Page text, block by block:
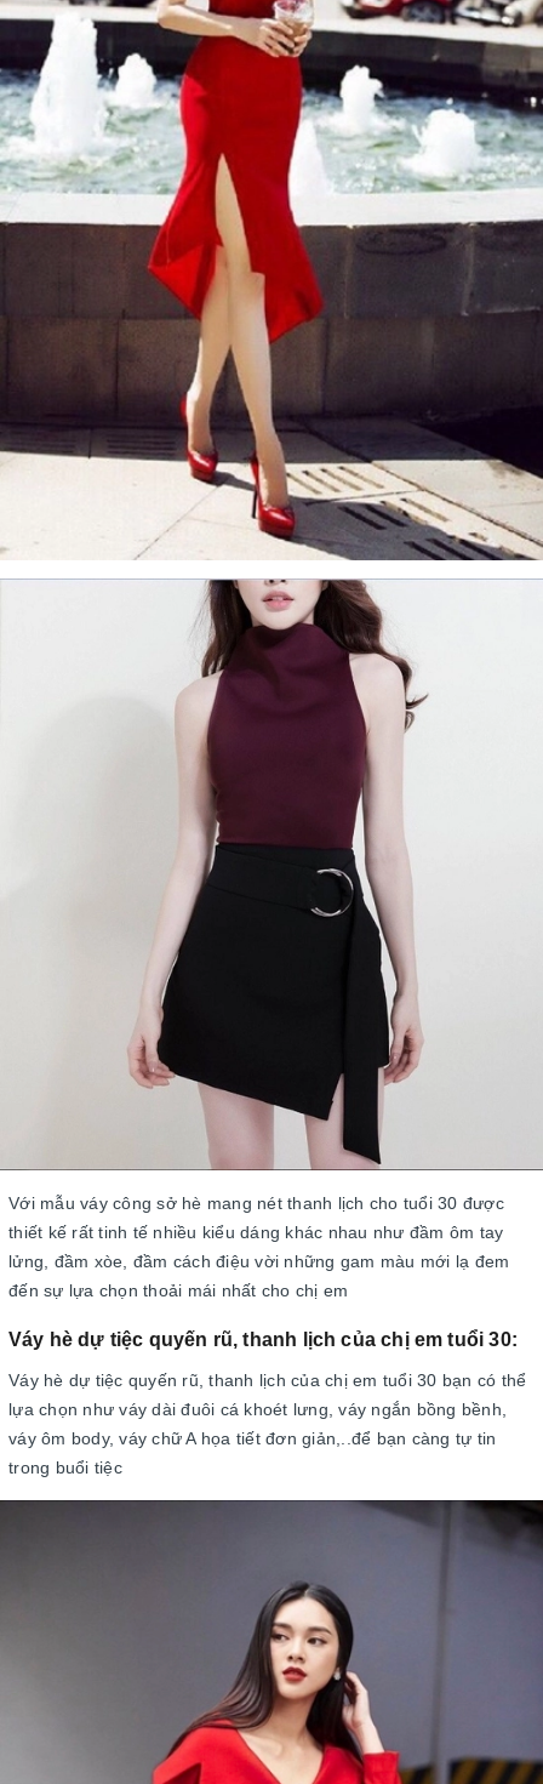
Với mẫu váy công sở hè mang nét thanh lịch cho tuổi 30 được
thiết kế rất tinh tế nhiều kiểu dáng khác nhau như đầm ôm tay
lửng, đầm xòe, đầm cách điệu vời những gam màu mới lạ đem
đến sự lựa chọn thoải mái nhất cho chị em
Váy hè dự tiệc quyến rũ, thanh lịch của chị em tuổi 30:
Váy hè dự tiệc quyến rũ, thanh lịch của chị em tuổi 30 bạn có thể
lựa chọn như váy dài đuôi cá khoét lưng, váy ngắn bồng bềnh,
váy ôm body, váy chữ A họa tiết đơn giản,..để bạn càng tự tin
trong buổi tiệc